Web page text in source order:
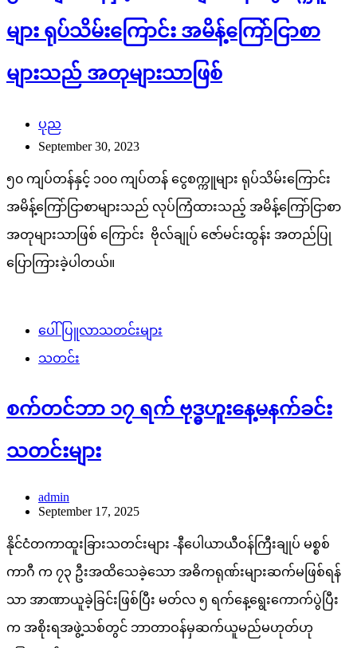
များ ရုပ်သိမ်းကြောင်း အမိန့်ကြော်ငြာစာ
များသည် အတုများသာဖြစ်
ပုည
September 30, 2023
၅၀ ကျပ်တန်နှင့် ၁၀၀ ကျပ်တန် ငွေစက္ကူများ ရုပ်သိမ်းကြောင်း
အမိန့်ကြော်ငြာစာများသည် လုပ်ကြံထားသည့် အမိန့်ကြော်ငြာစာ
အတုများသာဖြစ် ကြောင်း ဗိုလ်ချုပ် ဇော်မင်းထွန်း အတည်ပြု
ပြောကြားခဲ့ပါတယ်။
ပေါ်ပြူလာသတင်းများ
သတင်း
စက်တင်ဘာ ၁၇ ရက် ဗုဒ္ဓဟူးနေ့မနက်ခင်း
သတင်းများ
admin
September 17, 2025
နိုင်ငံတကာထူးခြားသတင်းများ -နီပေါယာယီဝန်ကြီးချုပ် မစ္စစ်
ကာဂီ က ၇၃ ဦးအထိသေခဲ့သော အဓိကရုဏ်းများဆက်မဖြစ်ရန်
သာ အာဏာယူခဲ့ခြင်းဖြစ်ပြီး မတ်လ ၅ ရက်နေ့ရွေးကောက်ပွဲပြီး
က အစိုးရအဖွဲ့သစ်တွင် ဘာတာဝန်မှဆက်ယူမည်မဟုတ်ဟု